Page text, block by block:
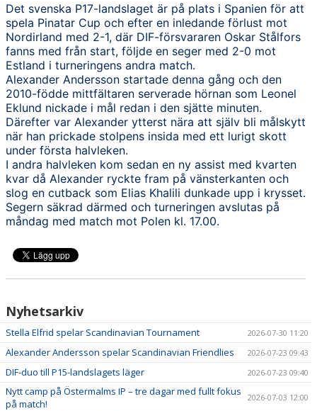
Det svenska P17-landslaget är på plats i Spanien för att
spela Pinatar Cup och efter en inledande förlust mot
Nordirland med 2-1, där DIF-försvararen Oskar Stålfors
fanns med från start, följde en seger med 2-0 mot
Estland i turneringens andra match.
Alexander Andersson startade denna gång och den
2010-födde mittfältaren serverade hörnan som Leonel
Eklund nickade i mål redan i den sjätte minuten.
Därefter var Alexander ytterst nära att själv bli målskytt
när han prickade stolpens insida med ett lurigt skott
under första halvleken.
I andra halvleken kom sedan en ny assist med kvarten
kvar då Alexander ryckte fram på vänsterkanten och
slog en cutback som Elias Khalili dunkade upp i krysset.
Segern säkrad därmed och turneringen avslutas på
måndag med match mot Polen kl. 17.00.
Nyhetsarkiv
Stella Elfrid spelar Scandinavian Tournament 2026-07-30 11:20
Alexander Andersson spelar Scandinavian Friendlies 2026-07-23 09:43
DIF-duo till P15-landslagets läger 2026-07-23 09:40
Nytt camp på Östermalms IP – tre dagar med fullt fokus
på match!
2026-07-03 12:00